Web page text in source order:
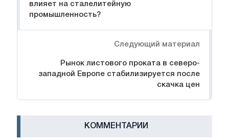
влияет на сталелитейную
промышленность?
Следующий материал
Рынок листового проката в северо-
западной Европе стабилизируется после
скачка цен
КОММЕНТАРИИ